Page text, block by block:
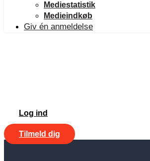
Mediestatistik
Medieindkøb
Giv én anmeldelse
Log ind
Tilmeld dig